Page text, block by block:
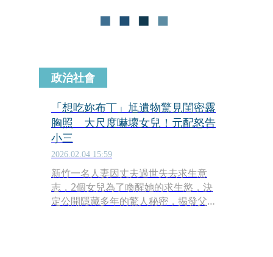
政治社會
「想吃妳布丁」尪遺物驚見閨密露
胸照 大尺度嚇壞女兒！元配怒告
小三
2026.02.04 15:59
新竹一名人妻因丈夫過世失去求生意
志，2個女兒為了喚醒她的求生慾，決
定公開隱藏多年的驚人秘密，揭發父親